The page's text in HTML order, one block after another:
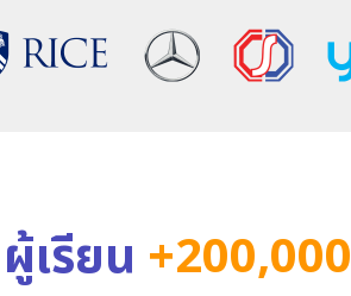
ผู้เรียน +200,000